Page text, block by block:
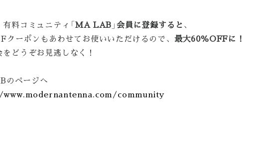
料コミュニティ 「MA LAB」会員に登録すると、
クーポンもあわせてお使いいただけるので、 最大60％OFFに！
どうぞお見逃しなく！
ページへ
community